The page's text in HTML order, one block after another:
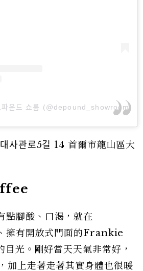
운드 쇼룸 (@depound_showroom)
사관로5길 14 首爾市龍山區大
點腳酸、口渴，就在
有開放式門面的Frankie
光。剛好當天天氣非常好，
加上走著走著其實身體也很暖